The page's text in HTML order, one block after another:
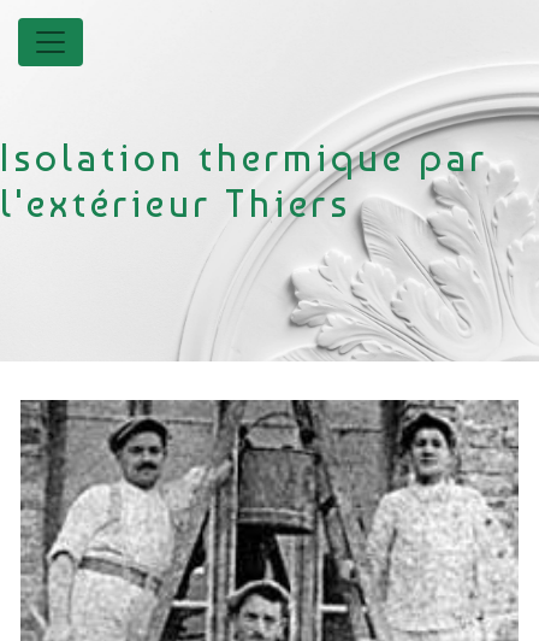
Panneau de gestion des cookies
Isolation thermique par
l'extérieur Thiers